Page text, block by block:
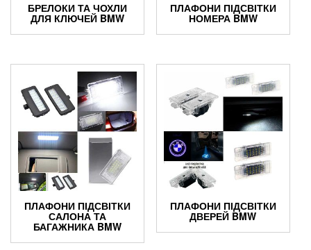
БРЕЛОКИ ТА ЧОХЛИ
ДЛЯ КЛЮЧЕЙ BMW
ПЛАФОНИ ПІДСВІТКИ
НОМЕРА BMW
ПЛАФОНИ ПІДСВІТКИ
САЛОНА ТА
БАГАЖНИКА BMW
ПЛАФОНИ ПІДСВІТКИ
ДВЕРЕЙ BMW